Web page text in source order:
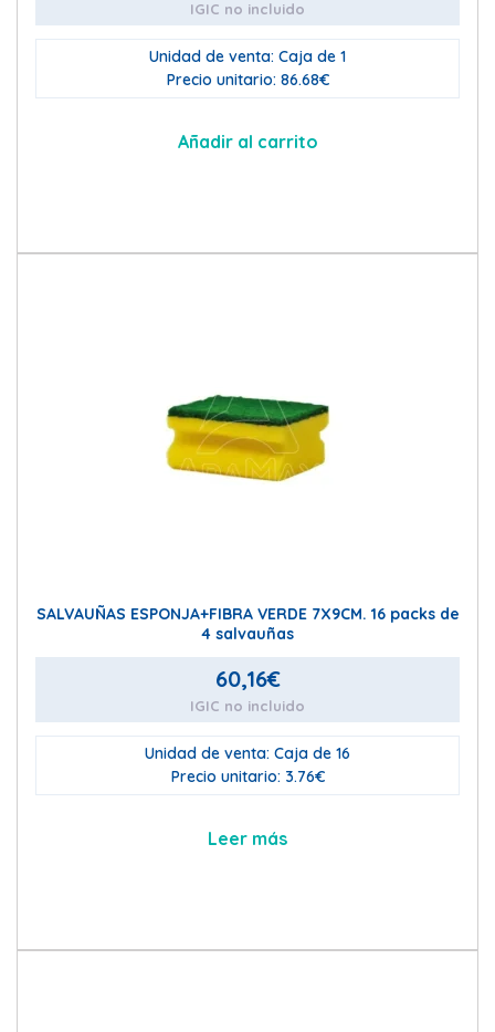
IGIC no incluido
Unidad de venta: Caja de 1
Precio unitario: 86.68€
Añadir al carrito
SALVAUÑAS ESPONJA+FIBRA VERDE 7X9CM. 16 packs de
4 salvauñas
60,16€
IGIC no incluido
Unidad de venta: Caja de 16
Precio unitario: 3.76€
Leer más